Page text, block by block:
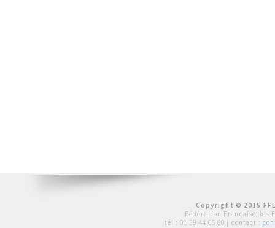
Copyright © 2015
Fédération Française des
tél : 01 39 44 65 80 | contact :